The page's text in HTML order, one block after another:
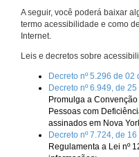
A seguir, você poderá baixar
termo acessibilidade e como
Internet.
Leis e decretos sobre
Decreto nº 5.296 de
Decreto nº 6.949, de
Promulga a
Pessoas com
assinados em Nova
Decreto nº 7.724, de
Regulamenta a Lei nº